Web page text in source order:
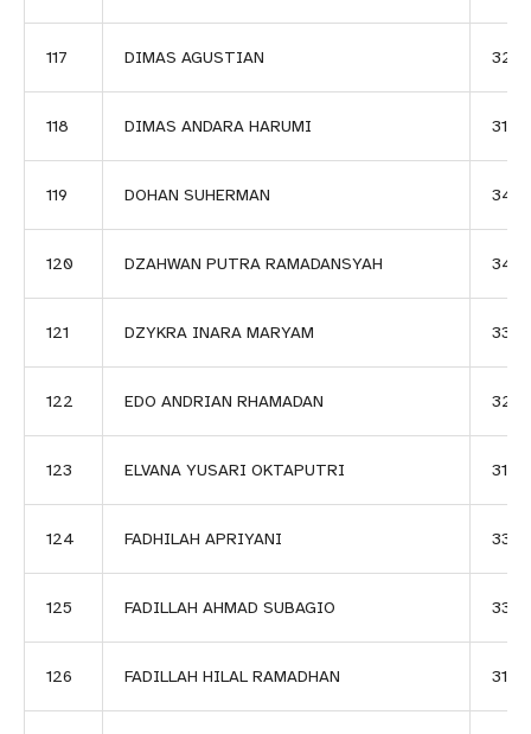
117 DIMAS AGUSTIAN 3258
118 DIMAS ANDARA HARUMI 3193
119 DOHAN SUHERMAN
120 DZAHWAN PUTRA RAMADANSYAH 3451
121 DZYKRA INARA MARYAM 3354
122 EDO ANDRIAN RHAMADAN 3259
123 ELVANA YUSARI OKTAPUTRI 3194
124 FADHILAH APRIYANI 3385
125 FADILLAH AHMAD SUBAGIO 3355
126 FADILLAH HILAL RAMADHAN 3195